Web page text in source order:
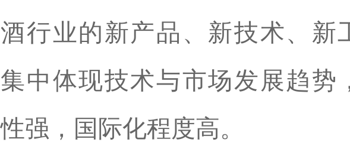
酒行业的新产品、新技术、新
集中体现技术与市场发展趋势
性强，国际化程度高。